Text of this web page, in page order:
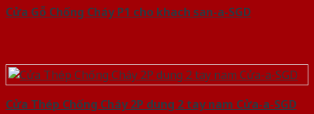
Cửa Gỗ Chống Cháy P1 cho khach san-a-SGD
Cửa Thép Chống Cháy 2P dung 2 tay nam Cửa-a-SGD